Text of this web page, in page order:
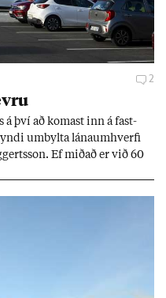
2
á því að kom­ast inn á fast­
um­bylta lánaum­hverfi
Ef mið­að er við 60